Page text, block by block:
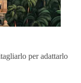
per adattarlo